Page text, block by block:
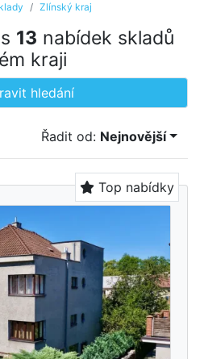
Zlínský kraj
13 nabídek skladů
kraji
hledání
Řadit od: Nejnovější
Top nabídky